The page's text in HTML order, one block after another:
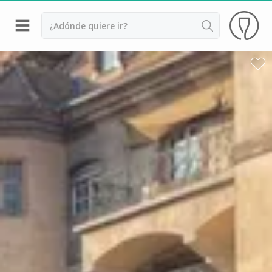
Volver
Bodegas y cata de vinos Alsacia
Bodegas y cata de vinos Beaujolais
Bodegas y cata de vinos Borgoña
Bodegas y cata de vinos Bordeaux
Destilerías y cata de calvados
Bodegas y cata de champagne
Bodegas y cata de vinos Jura
Bodegas y cata de vinos Languedoc Rosellón
Destilerias de ron Martinica